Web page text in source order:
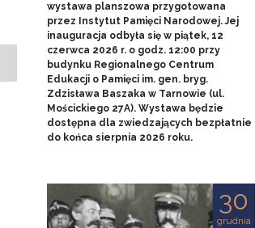
wystawa planszowa przygotowana
przez Instytut Pamięci Narodowej. Jej
inauguracja odbyła się w piątek, 12
czerwca 2026 r. o godz. 12:00 przy
budynku Regionalnego Centrum
Edukacji o Pamięci im. gen. bryg.
Zdzisława Baszaka w Tarnowie (ul.
Mościckiego 27A). Wystawa będzie
dostępna dla zwiedzających bezpłatnie
do końca sierpnia 2026 roku.
30
grudnia